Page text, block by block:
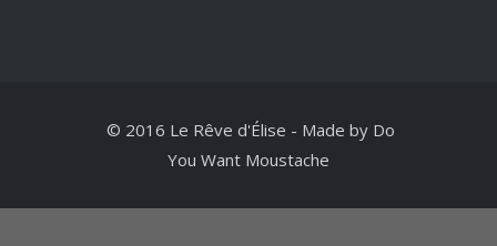
© 2016 Le Rêve d'Élise - Made by Do
You Want Moustache